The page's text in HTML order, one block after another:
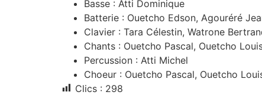
Basse : Atti Dominique
Batterie : Ouetcho Edson, Agouréré
Clavier : Tara Célestin, Watrone
Chants : Ouetcho Pascal, Ouetcho
Percussion : Atti Michel
Choeur : Ouetcho Pascal, Ouetcho
Clics : 298